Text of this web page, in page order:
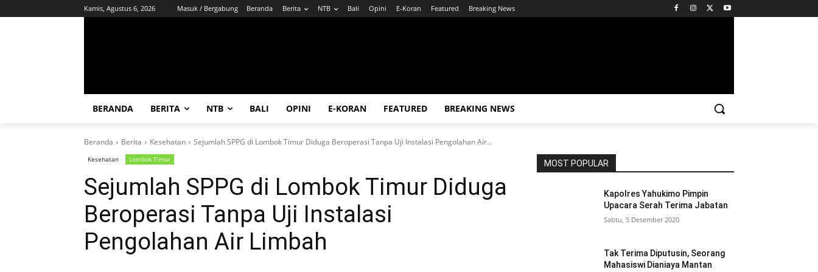
Kamis, Agustus 6, 2026 Masuk / Bergabung Beranda Berita NTB Bali Opini E-Koran Featured Breaking News
BERANDA BERITA NTB BALI OPINI E-KORAN FEATURED BREAKING NEWS
Beranda Berita Kesehatan Sejumlah SPPG di Lombok Timur Diduga Beroperasi Tanpa Uji Instalasi Pengolahan Air...
Kesehatan Lombok Timur
Sejumlah SPPG di Lombok Timur Diduga
Beroperasi Tanpa Uji Instalasi
Pengolahan Air Limbah
MOST POPULAR
Kapolres Yahukimo Pimpin
Upacara Serah Terima Jabatan
Sabtu, 5 Desember 2020
Tak Terima Diputusin, Seorang
Mahasiswi Dianiaya Mantan